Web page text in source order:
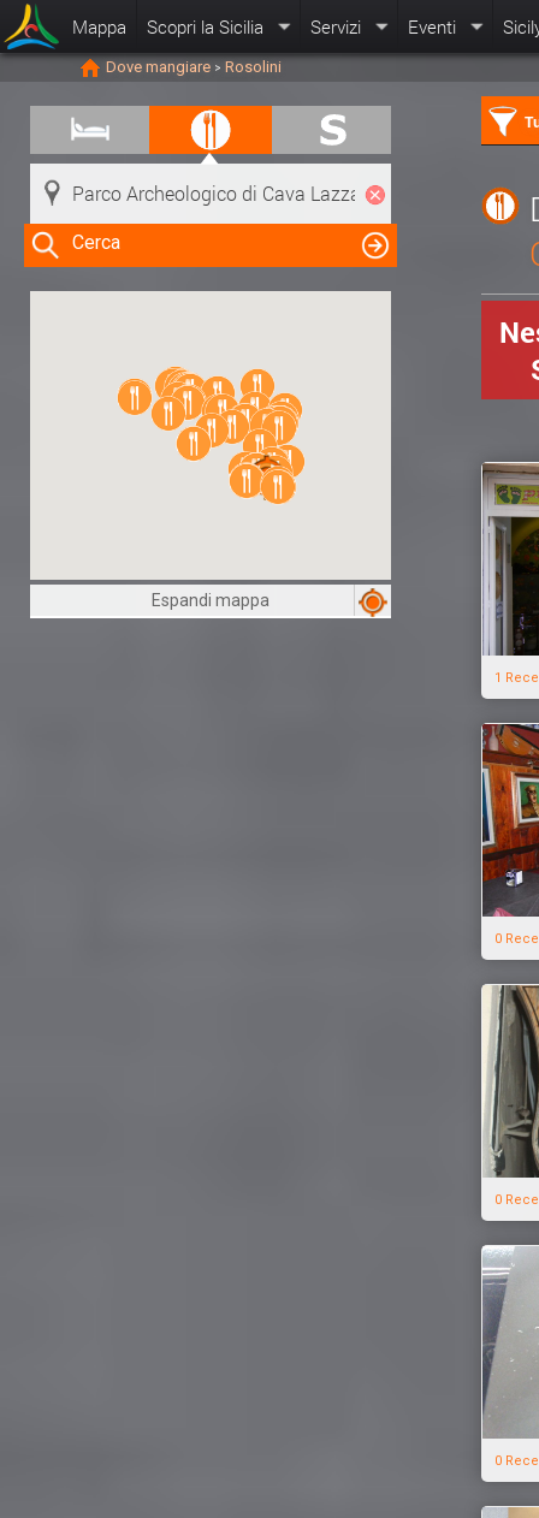
Mappa Scopri la Sicilia Servizi Eventi
Dove mangiare > Rosolini
Cerca
Clicca su una risorsa nella mappa
per visualizzare le informazioni
Espandi mappa
1
0
0
0